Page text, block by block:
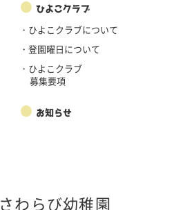
● ひよこクラブ
・ひよこクラブについて
・登園曜日について
・ひよこクラブ
募集要項
● お知らせ
さわらび幼稚園